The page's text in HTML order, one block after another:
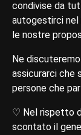
condivise da
autogestirci nel
le nostre
Ne
assicurarci che
persone che
♡ Nel rispetto
scontato il